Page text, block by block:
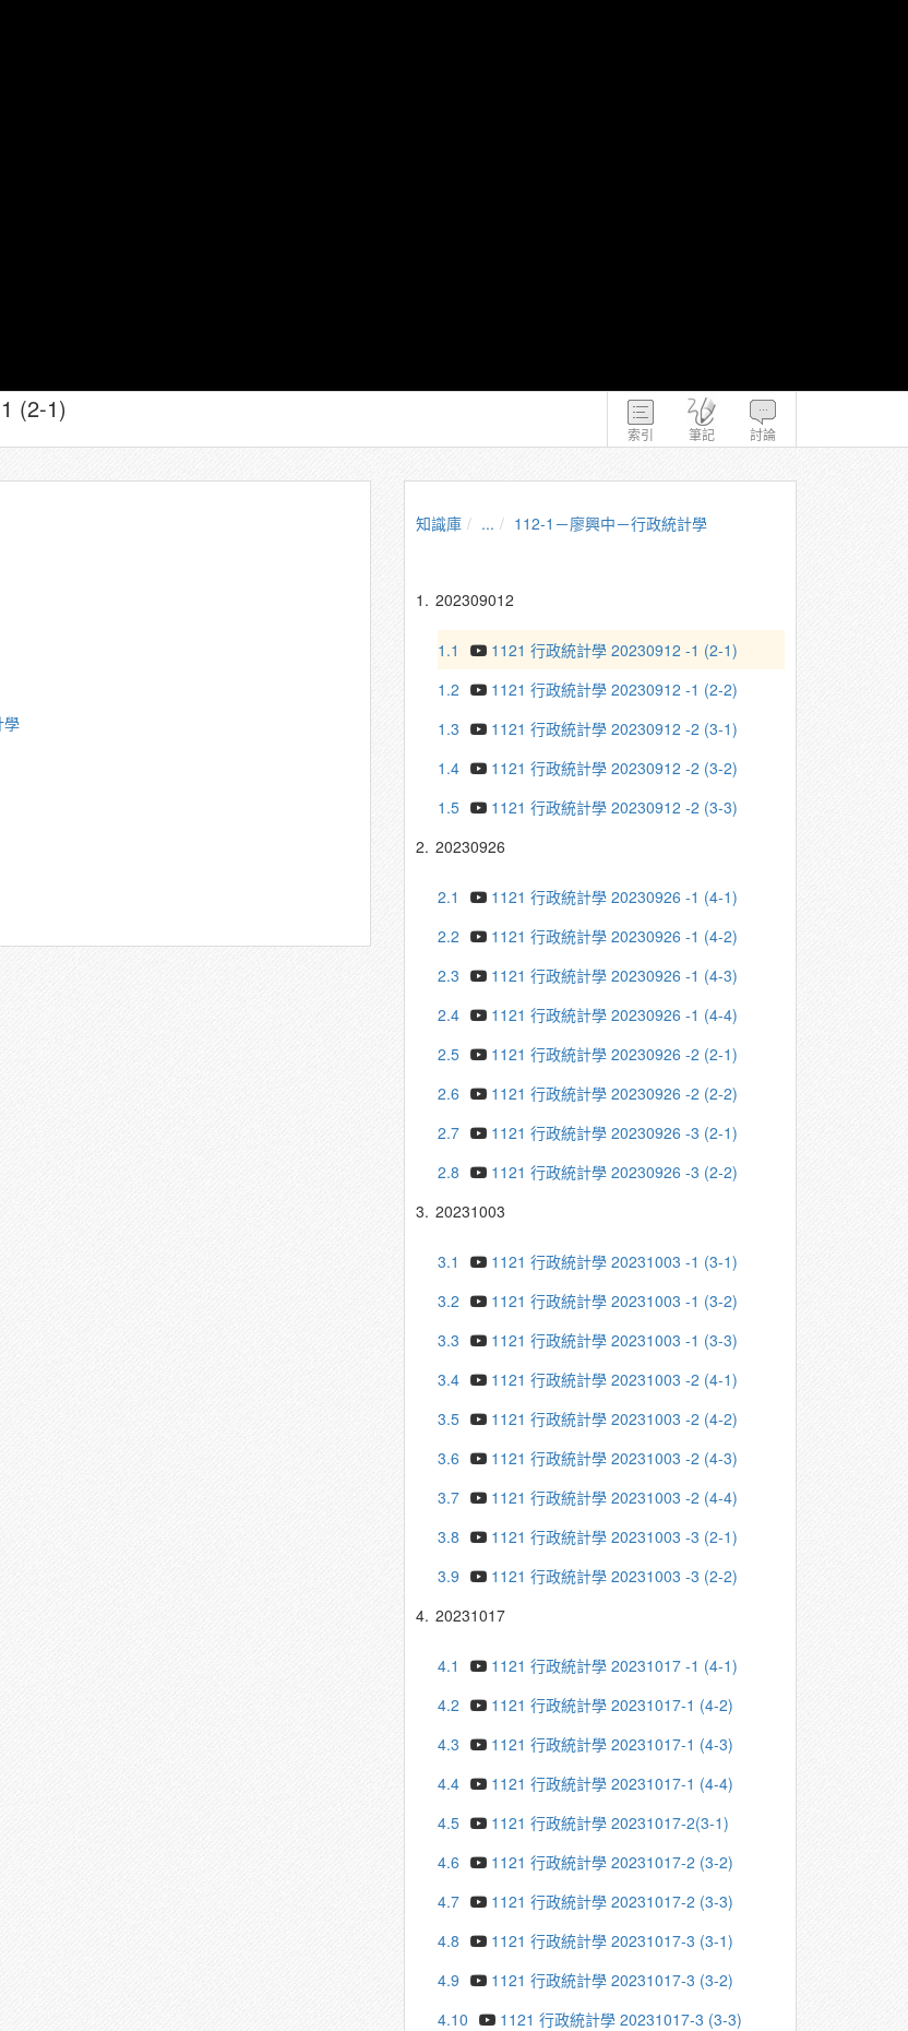
索引 筆記 討論
(2-1)
學
知識庫 ... 112-1－廖興中－行政統計學
1. 202309012
1.1
1121 行政統計學 20230912 -1 (2-1)
1.2
1121 行政統計學 20230912 -1 (2-2)
1.3
1121 行政統計學 20230912 -2 (3-1)
1.4
1121 行政統計學 20230912 -2 (3-2)
1.5
1121 行政統計學 20230912 -2 (3-3)
2. 20230926
2.1
1121 行政統計學 20230926 -1 (4-1)
2.2
1121 行政統計學 20230926 -1 (4-2)
2.3
1121 行政統計學 20230926 -1 (4-3)
2.4
1121 行政統計學 20230926 -1 (4-4)
2.5
1121 行政統計學 20230926 -2 (2-1)
2.6
1121 行政統計學 20230926 -2 (2-2)
2.7
1121 行政統計學 20230926 -3 (2-1)
2.8
1121 行政統計學 20230926 -3 (2-2)
3. 20231003
3.1
1121 行政統計學 20231003 -1 (3-1)
3.2
1121 行政統計學 20231003 -1 (3-2)
3.3
1121 行政統計學 20231003 -1 (3-3)
3.4
1121 行政統計學 20231003 -2 (4-1)
3.5
1121 行政統計學 20231003 -2 (4-2)
3.6
1121 行政統計學 20231003 -2 (4-3)
3.7
1121 行政統計學 20231003 -2 (4-4)
3.8
1121 行政統計學 20231003 -3 (2-1)
3.9
1121 行政統計學 20231003 -3 (2-2)
4. 20231017
4.1
1121 行政統計學 20231017 -1 (4-1)
4.2
1121 行政統計學 20231017-1 (4-2)
4.3
1121 行政統計學 20231017-1 (4-3)
4.4
1121 行政統計學 20231017-1 (4-4)
4.5
1121 行政統計學 20231017-2(3-1)
4.6
1121 行政統計學 20231017-2 (3-2)
4.7
1121 行政統計學 20231017-2 (3-3)
4.8
1121 行政統計學 20231017-3 (3-1)
4.9
1121 行政統計學 20231017-3 (3-2)
4.10
1121 行政統計學 20231017-3 (3-3)